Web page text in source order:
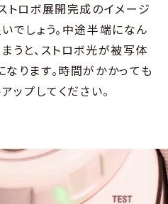
トロボ展開完成のイメージ
でしょう。中途半端になん
うと、ストロボ光が被写体
ります。時間がかかっても
ップしてください。